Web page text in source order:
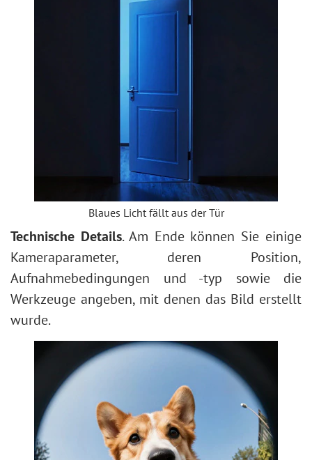
Blaues Licht fällt aus der Tür
Technische Details. Am Ende können Sie einige
Kameraparameter, deren Position,
Aufnahmebedingungen und -typ sowie die
Werkzeuge angeben, mit denen das Bild erstellt
wurde.